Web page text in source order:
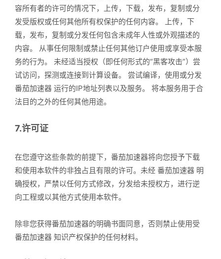
容所有者的许可的情况下，上传，下载，发布，复制或分
发受版权或任何其他所有权保护的任何内容。 上传，下
载，发布，复制或分发任何包含未成年人性或外观描述的
内容。 从事任何限制或禁止任何其他订户使用或享受本服
务的行为。 未经适当授权（即任何形式的“黑客攻击”）尝
试访问，探测或连接到计算设备。 尝试编译，使用或分发
番茄加速器 运行的IP地址列表以及服务。 将本服务用于合
法目的之外的任何其他用途。
7.许可证
在您遵守这些条款的前提下，番茄加速器将向您授予下载
和使用本软件的非独占且有限的许可。未经 番茄加速器 明
确授权，严禁以任何方式修改，分发给未授权方，进行逆
向工程或以其他方式使用本软件。
除非您获得番茄加速器的明确书面同意，否则禁止使用受
番茄加速器 知识产权保护的任何材料。